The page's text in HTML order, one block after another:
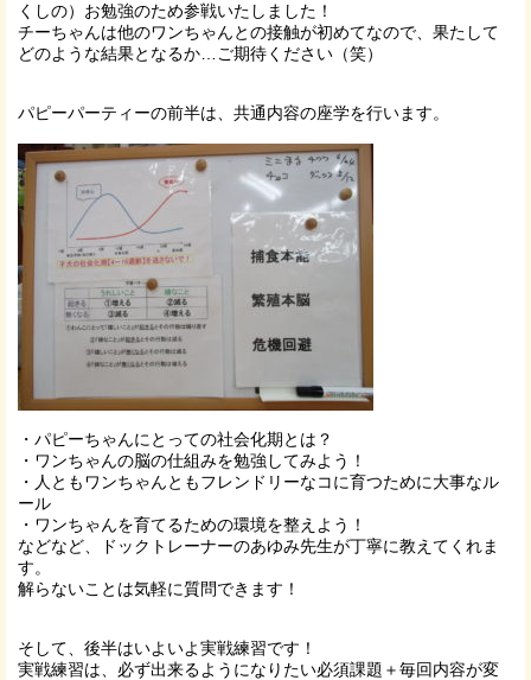
くしの）お勉強のため参戦いたしました！
チーちゃんは他のワンちゃんとの接触が初めてなので、果たして
どのような結果となるか…ご期待ください（笑）
パピーパーティーの前半は、共通内容の座学を行います。
・パピーちゃんにとっての社会化期とは？
・ワンちゃんの脳の仕組みを勉強してみよう！
・人ともワンちゃんともフレンドリーなコに育つために大事なル
ール
・ワンちゃんを育てるための環境を整えよう！
などなど、ドックトレーナーのあゆみ先生が丁寧に教えてくれま
す。
解らないことは気軽に質問できます！
そして、後半はいよいよ実戦練習です！
実戦練習は、必ず出来るようになりたい必須課題＋毎回内容が変